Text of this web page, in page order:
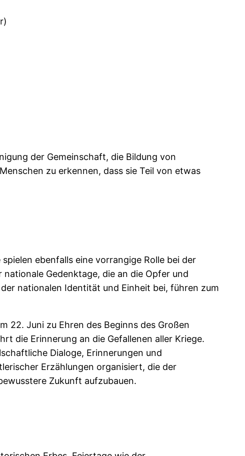
der Gemeinschaft, die Bildung von
zu erkennen, dass sie Teil von etwas
ebenfalls eine vorrangige Rolle bei der
Gedenktage, die an die Opfer und
nationalen Identität und Einheit bei, führen zum
22. Juni zu Ehren des Beginns des Großen
die Erinnerung an die Gefallenen aller Kriege.
Dialoge, Erinnerungen und
Erzählungen organisiert, die der
Zukunft aufzubauen.